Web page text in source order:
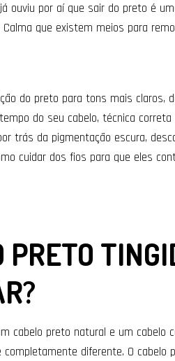
ouviu por aí que sair do preto é
que existem meios para
do preto para tons mais claros,
do seu cabelo, técnica
trás da pigmentação escura,
cuidar dos fios para que eles
PRETO
cabelo preto natural e um cabelo
diferente. O